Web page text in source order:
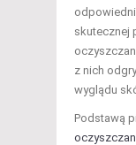
skutecznej
z nich
wyglądu
Podstawą